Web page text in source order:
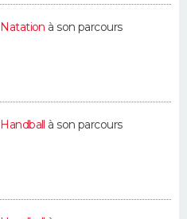
à son parcours
à son parcours